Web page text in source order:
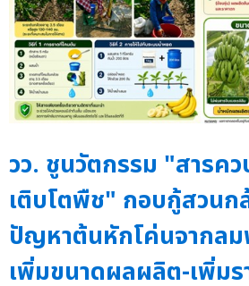
วว. ชูนวัตกรรม "สารค
เติบโตพืช" กอบกู้สวนก
ปัญหาต้นหักโค่นจากล
เพิ่มขนาดผลผลิต-เพิ่มร